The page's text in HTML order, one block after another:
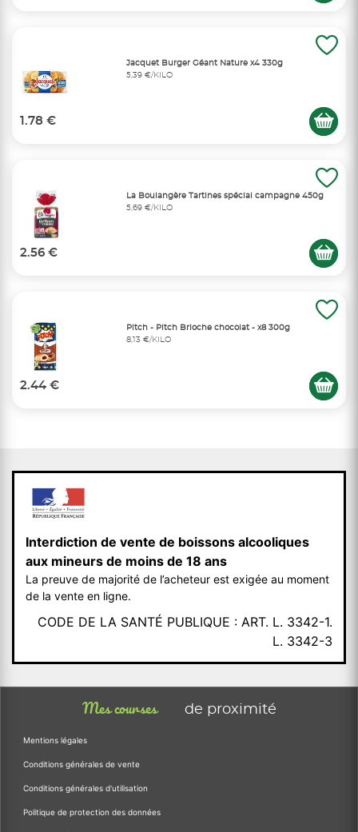
Jacquet Burger Géant Nature x4 330g
5,39 €/KILO
1.78 €
La Boulangère Tartines spécial campagne 450g
5,69 €/KILO
2.56 €
Pitch - Pitch Brioche chocolat - x8 300g
8,13 €/KILO
2.44 €
Interdiction de vente de boissons alcooliques
aux mineurs de moins de 18 ans
La preuve de majorité de l’acheteur est exigée au moment
de la vente en ligne.
CODE DE LA SANTÉ PUBLIQUE : ART. L. 3342-1.
L. 3342-3
Mes courses de proximité
Mentions légales
Conditions générales de vente
Conditions générales d'utilisation
Politique de protection des données